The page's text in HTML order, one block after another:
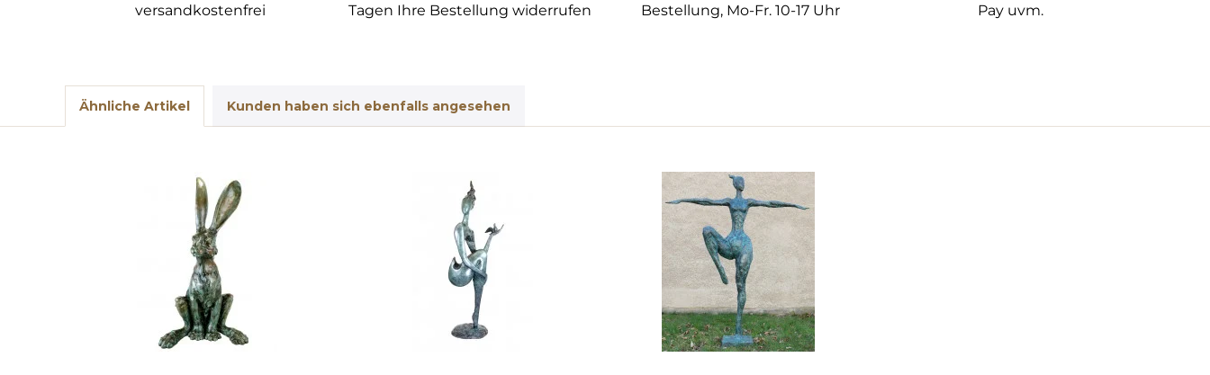
versandkostenfrei
Tagen Ihre Bestellung widerrufen
Bestellung, Mo-Fr. 10-17 Uhr
Pay uvm.
Ähnliche Artikel Kunden haben sich ebenfalls angesehen